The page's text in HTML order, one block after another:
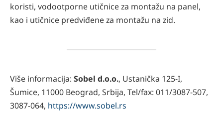
koristi, vodootporne utičnice za montažu na panel,
kao i utičnice predviđene za montažu na zid.
Više informacija: Sobel d.o.o., Ustanička 125-I,
Šumice, 11000 Beograd, Srbija, Tel/fax: 011/3087-507,
3087-064, https://www.sobel.rs